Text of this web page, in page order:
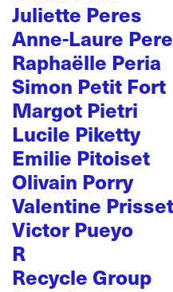
Juliette Peres
Anne-Laure
Raphaëlle Peria
Simon Petit Fort
Margot Pietri
Lucile Piketty
Emilie Pitoiset
Olivain Porry
Valentine
Victor Pueyo
R
Recycle Group